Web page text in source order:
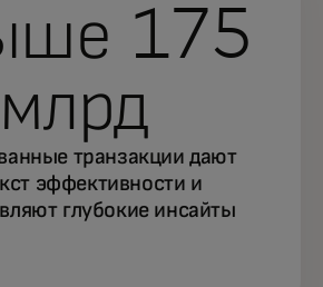
175
млрд
транзакции дают
эффективности и
глубокие инсайты